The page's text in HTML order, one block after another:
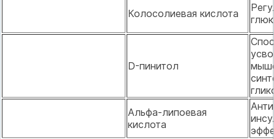
Колосолиевая кислота
D-пинитол
Альфа-липоевая
кислота